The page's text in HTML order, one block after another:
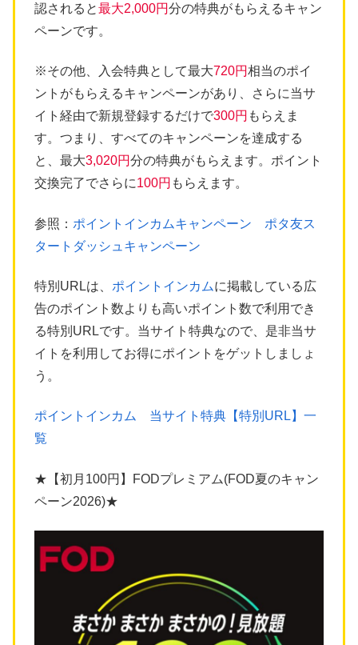
認されると最大2,000円分の特典がもらえるキャン
ペーンです。
※その他、入会特典として最大720円相当のポイ
ントがもらえるキャンペーンがあり、さらに当サ
イト経由で新規登録するだけで300円 もらえま
す。つまり、すべてのキャンペーンを達成する
と、最大3,020円分の特典がもらえます。ポイント
交換完了でさらに100円 もらえます。
参照： ポイントインカムキャンペーン ポタ友ス
タートダッシュキャンペーン
特別URLは、 ポイントインカムに掲載している広
告のポイント数よりも高いポイント数で利用でき
る特別URLです。当サイト特典なので、是非当サ
イトを利用してお得にポイントをゲットしましょ
う。
ポイントインカム 当サイト特典【特別URL】一
覧
★【初月100円】FODプレミアム(FOD夏のキャン
ペーン2026)★